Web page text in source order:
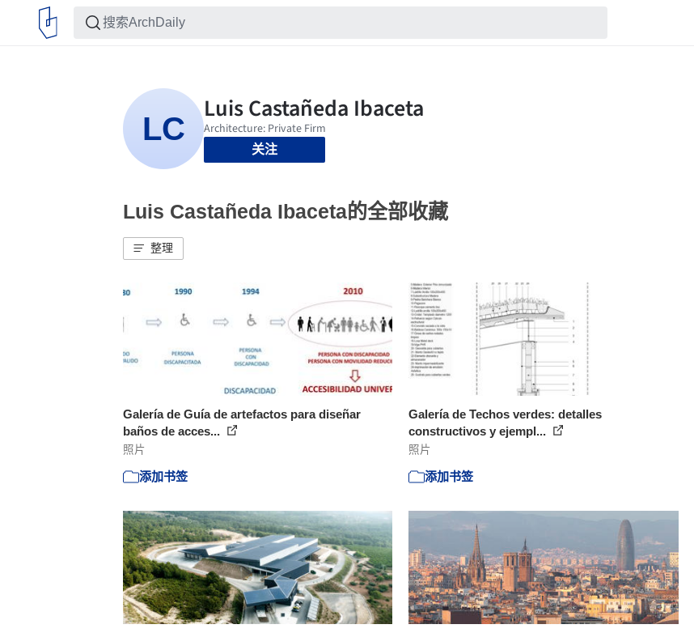
关注
Luis Castañeda Ibaceta的全部收藏
整理
Galería de Guía de artefactos para diseñar
baños de acces...
照片
添加书签
Galería de Techos verdes: detalles
constructivos y ejempl...
照片
添加书签